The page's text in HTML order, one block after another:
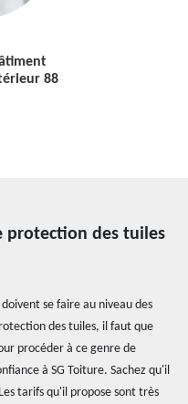
88
protection des tuiles
se faire au niveau des
des tuiles, il faut que
procéder à ce genre de
à SG Toiture. Sachez qu'il
tarifs qu'il propose sont très